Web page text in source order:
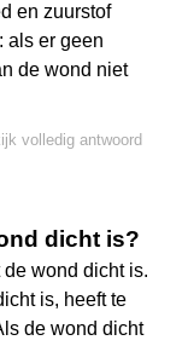
en zuurstof
als er geen
de wond niet
volledig antwoord
dicht is?
wond dicht is.
is, heeft te
de wond dicht